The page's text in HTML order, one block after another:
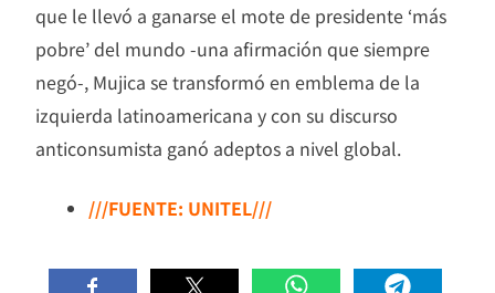
que le llevó a ganarse el mote de presidente ‘más
pobre’ del mundo -una afirmación que siempre
negó-, Mujica se transformó en emblema de la
izquierda latinoamericana y con su discurso
anticonsumista ganó adeptos a nivel global.
///FUENTE: UNITEL///